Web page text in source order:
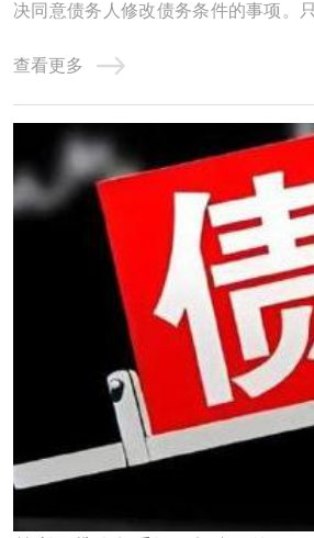
决同意债务人修改债务条件的事项。
的，均作为债务重组。个人网贷的债
原则和程序，包括核销已经损失或无
户上的借方余额，对资产进行重估价，
查看更多